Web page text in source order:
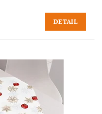
DETAIL